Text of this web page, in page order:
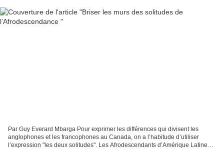
Par Guy Everard Mbarga Pour exprimer les différences qui divisent les
anglophones et les francophones au Canada, on a l’habitude d’utiliser
l’expression "les deux solitudes". Les Afrodescendants d’Amérique Latine